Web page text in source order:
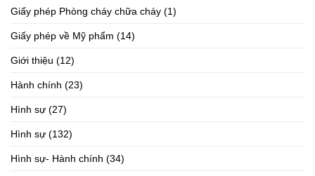
Giấy phép Phòng cháy chữa cháy (1)
Giấy phép về Mỹ phẩm (14)
Giới thiệu (12)
Hành chính (23)
Hình sự (27)
Hình sự (132)
Hình sự- Hành chính (34)